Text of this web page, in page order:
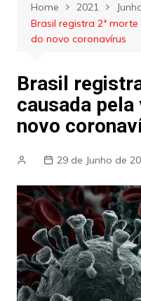
Home 2021
Brasil registra 2ª
do novo coronavírus
Brasil
causada
novo
29 de Junho de